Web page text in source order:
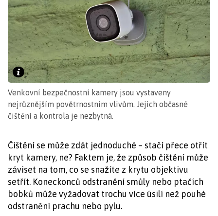
Venkovní bezpečnostní kamery jsou vystaveny
nejrůznějším povětrnostním vlivům. Jejich občasné
čištění a kontrola je nezbytná.
Čištění se může zdát jednoduché – stačí přece otřít
kryt kamery, ne? Faktem je, že způsob čištění může
záviset na tom, co se snažíte z krytu objektivu
setřít. Koneckonců odstranění smůly nebo ptačích
bobků může vyžadovat trochu více úsilí než pouhé
odstranění prachu nebo pylu.